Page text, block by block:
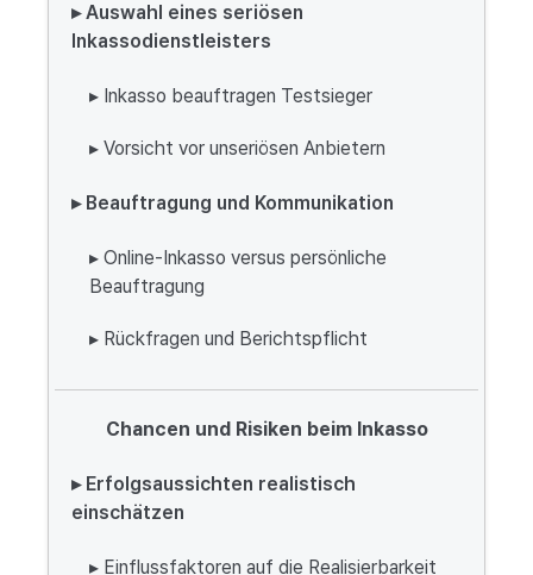
▸ Auswahl eines seriösen
Inkassodienstleisters
▸ Inkasso beauftragen Testsieger
▸ Vorsicht vor unseriösen Anbietern
▸ Beauftragung und Kommunikation
▸ Online-Inkasso versus persönliche
Beauftragung
▸ Rückfragen und Berichtspflicht
Chancen und Risiken beim Inkasso
▸ Erfolgsaussichten realistisch
einschätzen
▸ Einflussfaktoren auf die Realisierbarkeit